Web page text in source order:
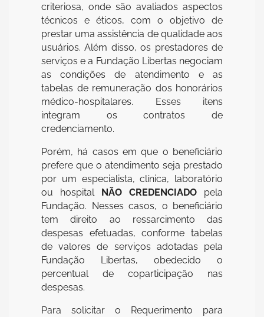
criteriosa, onde são avaliados aspectos
técnicos e éticos, com o objetivo de
prestar uma assistência de qualidade aos
usuários. Além disso, os prestadores de
serviços e a Fundação Libertas negociam
as condições de atendimento e as
tabelas de remuneração dos honorários
médico-hospitalares. Esses itens
integram os contratos de
credenciamento.
Porém, há casos em que o beneficiário
prefere que o atendimento seja prestado
por um especialista, clínica, laboratório
ou hospital NÃO CREDENCIADO pela
Fundação. Nesses casos, o beneficiário
tem direito ao ressarcimento das
despesas efetuadas, conforme tabelas
de valores de serviços adotadas pela
Fundação Libertas, obedecido o
percentual de coparticipação nas
despesas.
Para solicitar o Requerimento para